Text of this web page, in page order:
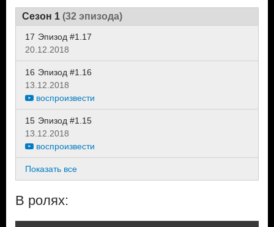
Сезон 1 (32 эпизода)
17 Эпизод #1.17
20.12.2018
16 Эпизод #1.16
13.12.2018
воспроизвести
15 Эпизод #1.15
13.12.2018
воспроизвести
Показать все
В ролях: